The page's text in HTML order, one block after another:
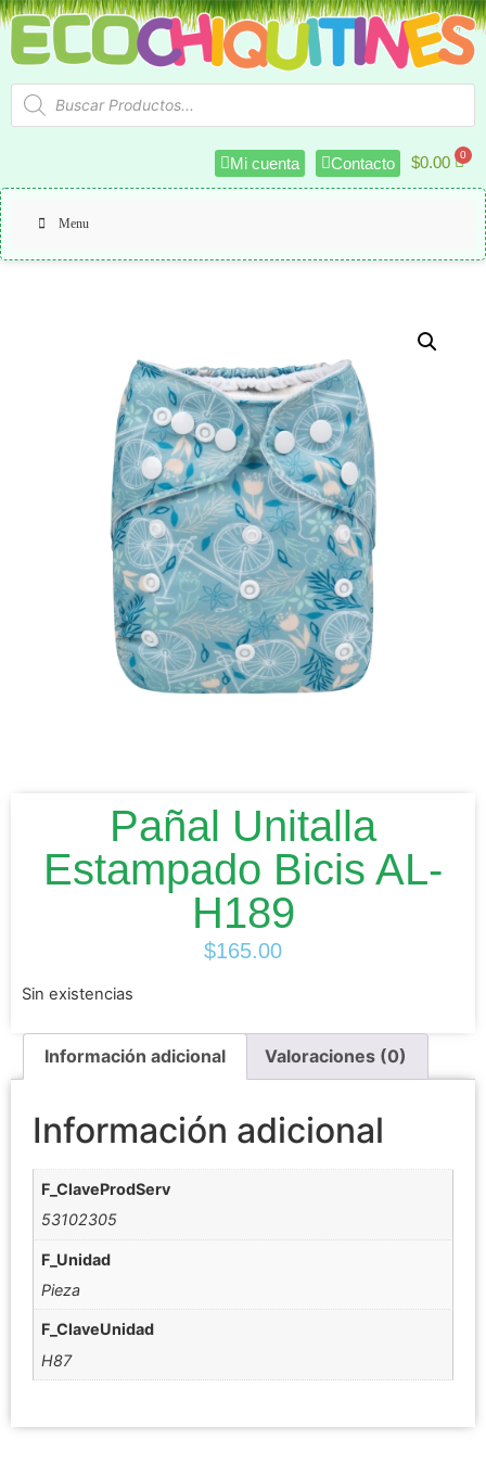
Mi cuenta Contacto $0.00
Menu
Pañal Unitalla
Estampado Bicis AL-
H189
$165.00
Sin existencias
Información adicional Valoraciones (0)
Información adicional
F_ClaveProdServ
53102305
F_Unidad
Pieza
F_ClaveUnidad
H87